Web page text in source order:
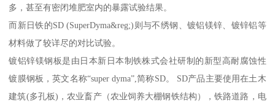
多，甚至有密闭堆肥室内的暴露试验结果。
而新日铁的SD (SuperDyma&reg;)则与不绣钢、镀铝镁锌、镀锌铝等
材料做了较详尽的对比试验。
镀铝锌镁钢板是由日本新日本制铁株式会社研制的新型高耐腐蚀性
镀膜钢板，英文名称“super dyma”,简称SD。 SD产品主要使用在土木
建筑(多孔板)，农业畜产（农业饲养大棚钢铁结构），铁路道路，电